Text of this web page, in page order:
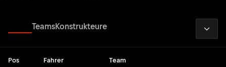
TeamsKonstrukteure
Pos Fahrer Team